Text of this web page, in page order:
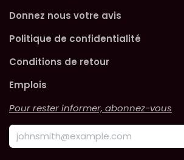
Donnez nous votre avis
Politique de confidentialité
Conditions de retour
Emplois
Pour rester informer, abonnez-vous